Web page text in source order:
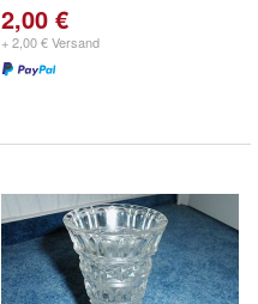
2,00 €
+ 2,00 € Versand